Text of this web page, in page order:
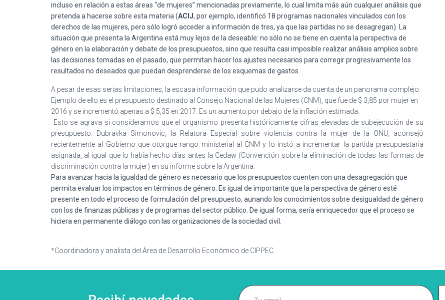
incluso en relación a estas áreas “de mujeres” mencionadas previamente, lo cual limita más aún cualquier análisis que
pretenda a hacerse sobre esta materia (ACIJ, por ejemplo, identificó 18 programas nacionales vinculados con los
derechos de las mujeres, pero sólo logró acceder a información de tres, ya que las partidas no se desagregan). La
situación que presenta la Argentina está muy lejos de la deseable: no sólo no se tiene en cuenta la perspectiva de
género en la elaboración y debate de los presupuestos, sino que resulta casi imposible realizar análisis amplios sobre
las decisiones tomadas en el pasado, que permitan hacer los ajustes necesarios para corregir progresivamente los
resultados no deseados que puedan desprenderse de los esquemas de gastos.
A pesar de esas serias limitaciones, la escasa información que pudo analizarse da cuenta de un panorama complejo.
Ejemplo de ello es el presupuesto destinado al Consejo Nacional de las Mujeres (CNM), que fue de $ 3,85 por mujer en
2016 y se incrementó apenas a $ 5,35 en 2017. Es un aumento por debajo de la inflación estimada.
Esto se agrava si consideramos que el organismo presenta históricamente cifras elevadas de subejecución de su
presupuesto. Dubravka Simonovic, la Relatora Especial sobre violencia contra la mujer de la ONU, aconsejó
recientemente al Gobierno que otorgue rango ministerial al CNM y lo instó a incrementar la partida presupuestaria
asignada, al igual que lo había hecho días antes la Cedaw (Convención sobre la eliminación de todas las formas de
discriminación contra la mujer) en su informe sobre la Argentina.
Para avanzar hacia la igualdad de género es necesario que los presupuestos cuenten con una desagregación que
permita evaluar los impactos en términos de género. Es igual de importante que la perspectiva de género esté
presente en todo el proceso de formulación del presupuesto, aunando los conocimientos sobre desigualdad de género
con los de finanzas públicas y de programas del sector público. De igual forma, sería enriquecedor que el proceso se
hiciera en permanente diálogo con las organizaciones de la sociedad civil.
*Coordinadora y analista del Área de Desarrollo Económico de CIPPEC.